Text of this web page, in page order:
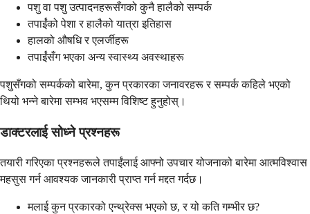
पशु वा पशु उत्पादनहरूसँगको कुनै हालैको सम्पर्क
तपाईंको पेशा र हालैको यात्रा इतिहास
हालको औषधि र एलर्जीहरू
तपाईंसँग भएका अन्य स्वास्थ्य अवस्थाहरू
पशुसँगको सम्पर्कको बारेमा, कुन प्रकारका जनावरहरू र सम्पर्क कहिले भएको
थियो भन्ने बारेमा सम्भव भएसम्म विशिष्ट हुनुहोस्।
डाक्टरलाई सोध्ने प्रश्नहरू
तयारी गरिएका प्रश्नहरूले तपाईंलाई आफ्नो उपचार योजनाको बारेमा आत्मविश्वास
महसुस गर्न आवश्यक जानकारी प्राप्त गर्न मद्दत गर्दछ।
मलाई कुन प्रकारको एन्थ्रेक्स भएको छ, र यो कति गम्भीर छ?